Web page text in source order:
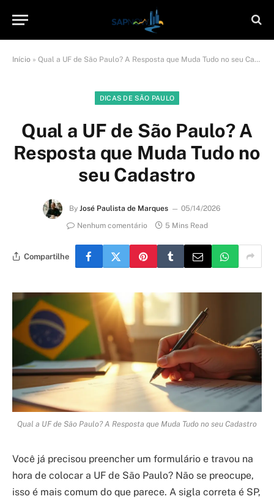
Início » Qual a UF de São Paulo? A Resposta que Muda Tudo no seu Cadastro
DICAS DE SÃO PAULO
Qual a UF de São Paulo? A
Resposta que Muda Tudo no
seu Cadastro
By José Paulista de Marques
05/14/2026
Nenhum comentário
5 Mins Read
Compartilhe
Qual a UF de São Paulo? A Resposta que Muda Tudo no seu Cadastro
Você já precisou preencher um formulário e travou na
hora de colocar a UF de São Paulo? Não se preocupe,
isso é mais comum do que parece. A sigla correta é SP,